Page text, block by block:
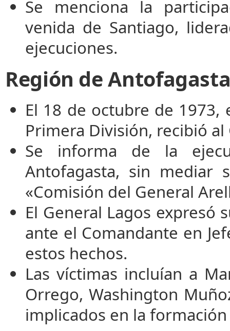
Se menciona la
venida de Santiago,
ejecuciones.
Región de
El 18 de octubre de 1973,
Primera División, recibió
Se informa de la
Antofagasta, sin mediar
«Comisión del General
El General Lagos expresó
ante el Comandante en
estos hechos.
Las víctimas incluían a
Orrego, Washington
implicados en la